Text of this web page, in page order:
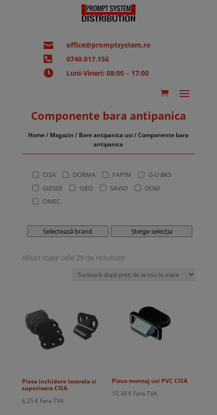
 office@promptsystem.ro
 0740.017.156
 Luni-Vineri: 08:00 – 17:00
Componente bara antipanica
Home/ Magazin / Bare antipanica usi/ Componente bara
antipanica
CISA DORMA FAPIM
G-U BKS
GIESSE
ISEO SAVIO
DOM
OMEC
Selectează brand Șterge selecția
Afișez toate cele 29 de rezultateSortat
preț:
de
mare
Piesa inchidere laterala si
superioara CISA
6,25 € Fara TVA
Piesa montaj usi PVC CISA
10,39€ Fara TVA